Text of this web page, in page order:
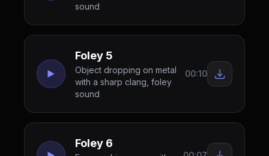
sound
Foley 5
Object dropping on metal
with a sharp clang, foley
sound
00:10
Foley 6